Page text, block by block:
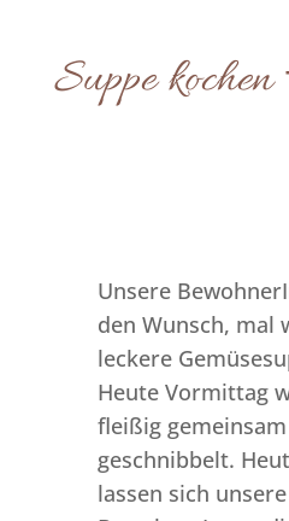
Suppe
Unsere
den Wunsch, mal
leckere
Heute Vormittag
fleißig
geschnibbelt.
lassen sich unsere